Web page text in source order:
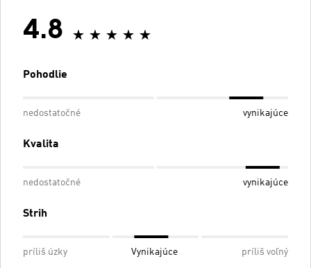
4.8
Pohodlie
nedostatočné vynikajúce
Kvalita
nedostatočné vynikajúce
Strih
príliš úzky Vynikajúce príliš voľný